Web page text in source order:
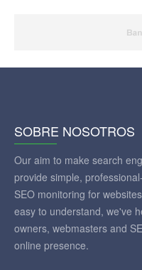
SOBRE NOSOTROS
Our aim to make search
provide simple,
SEO monitoring for
easy to understand, we've
owners, webmasters and
online presence.